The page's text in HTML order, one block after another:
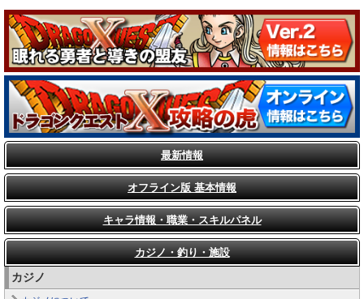
最新情報
オフライン版 基本情報
キャラ情報・職業・スキルパネル
カジノ・釣り・施設
カジノ